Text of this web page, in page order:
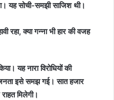
यह सोची-समझी साजिश थी।
रहा, क्या गन्ना भी हार की वजह
यह नारा विरोधियों की
इसे समझ गई। सात हजार
मिलेगी।